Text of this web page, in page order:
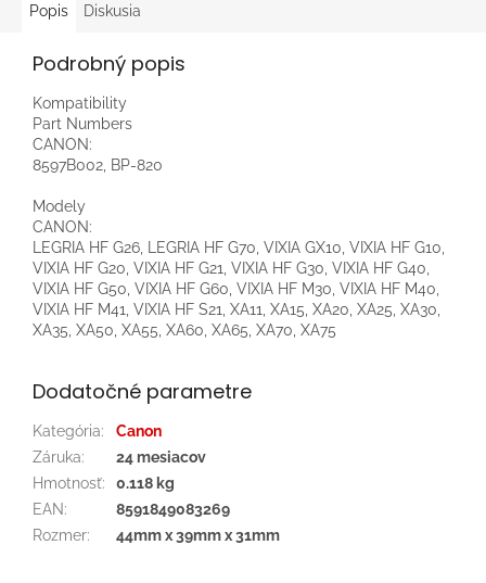
Popis Diskusia
Podrobný popis
Kompatibility
Part Numbers
CANON:
8597B002, BP-820
Modely
CANON:
LEGRIA HF G26, LEGRIA HF G70, VIXIA GX10, VIXIA HF G10,
VIXIA HF G20, VIXIA HF G21, VIXIA HF G30, VIXIA HF G40,
VIXIA HF G50, VIXIA HF G60, VIXIA HF M30, VIXIA HF M40,
VIXIA HF M41, VIXIA HF S21, XA11, XA15, XA20, XA25, XA30,
XA35, XA50, XA55, XA60, XA65, XA70, XA75
Dodatočné parametre
Kategória:
Canon
Záruka:
24 mesiacov
Hmotnosť:
0.118 kg
EAN:
8591849083269
Rozmer: 44mm x 39mm x 31mm